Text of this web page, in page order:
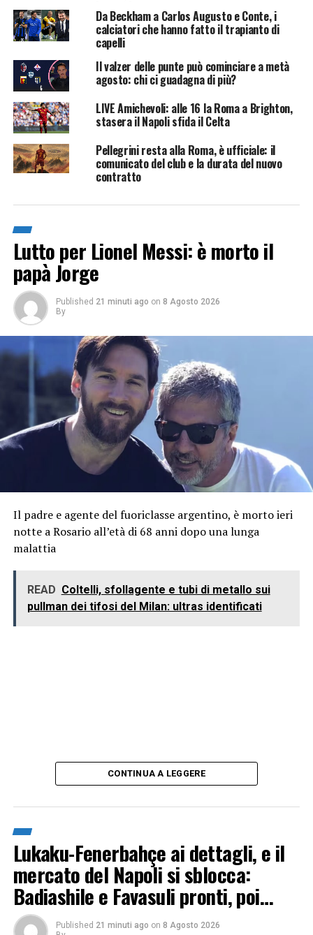
Da Beckham a Carlos Augusto e Conte, i
calciatori che hanno fatto il trapianto di
capelli
Il valzer delle punte può cominciare a metà
agosto: chi ci guadagna di più?
LIVE Amichevoli: alle 16 la Roma a Brighton,
stasera il Napoli sfida il Celta
Pellegrini resta alla Roma, è ufficiale: il
comunicato del club e la durata del nuovo
contratto
Lutto per Lionel Messi: è morto il
papà Jorge
Published 21 minuti ago on 8 Agosto 2026
By
Il padre e agente del fuoriclasse argentino, è morto ieri
notte a Rosario all’età di 68 anni dopo una lunga
malattia
READ Coltelli, sfollagente e tubi di metallo sui
pullman dei tifosi del Milan: ultras identificati
CONTINUA A LEGGERE
Lukaku-Fenerbahçe ai dettagli, e il
mercato del Napoli si sblocca:
Badiashile e Favasuli pronti, poi…
Published 21 minuti ago on 8 Agosto 2026